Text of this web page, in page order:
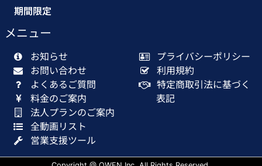
期間限定
メニュー
お知らせ
お問い合わせ
よくあるご質問
料金のご案内
法人プランのご案内
全動画リスト
営業支援ツール
プライバシーポリシー
利用規約
特定商取引法に基づく
表記